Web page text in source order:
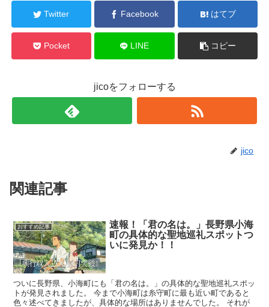
Twitter Facebook はてブ
Pocket LINE コピー
jicoをフォローする
jico
関連記事
おすすめ記事
速報！「君の名は。」長野県小海
町の具体的な聖地巡礼スポットつ
いに発見か！！
ついに長野県、小海町にも「君の名は。」の具体的な聖地巡礼スポッ
トが発見されました。 今まで小海町は糸守町に最も近い町であると
色々述べてきましたが、具体的な場所はありませんでした。 それが